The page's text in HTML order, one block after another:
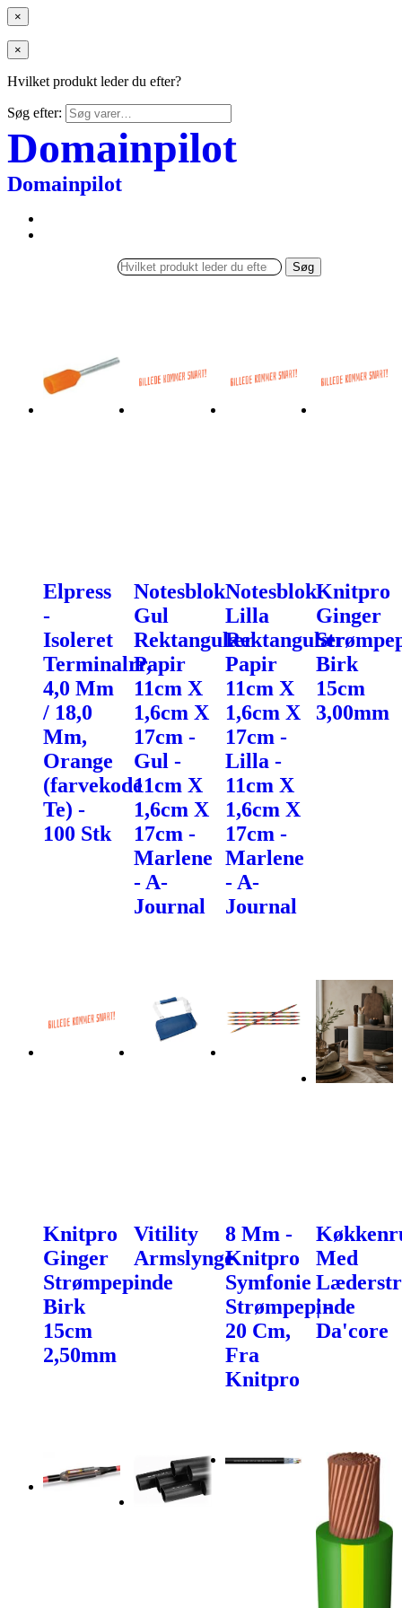
×
×
Hvilket produkt leder du efter?
Søg efter:
Domainpilot
Domainpilot
Søg
Elpress
-
Isoleret
Terminalrr,
4,0 Mm
/ 18,0
Mm,
Orange
(farvekode
Te) -
100 Stk
Notesblok
Gul
Rektangulær
Papir
11cm X
1,6cm X
17cm -
Gul -
11cm X
1,6cm X
17cm -
Marlene
- A-
Journal
Notesblok
Lilla
Rektangulær
Papir
11cm X
1,6cm X
17cm -
Lilla -
11cm X
1,6cm X
17cm -
Marlene
- A-
Journal
Knitpro
Ginger
Birk
15cm
3,00mm
Knitpro
Ginger
Strømpepinde
Birk
15cm
2,50mm
Vitility
Armslynge
8 Mm -
Knitpro
Symfonie
Strømpepinde
20 Cm,
Fra
Knitpro
Med
| -
Da'core